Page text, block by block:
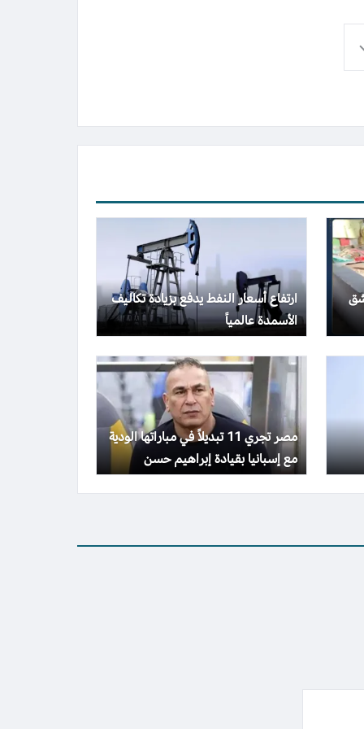
ارتفاع أسعار النفط يدفع بزيادة تكاليف
الأسمدة عالمياً
مصر تجري 11 تبديلاً في مباراتها الودية
مع إسبانيا بقيادة إبراهيم حسن